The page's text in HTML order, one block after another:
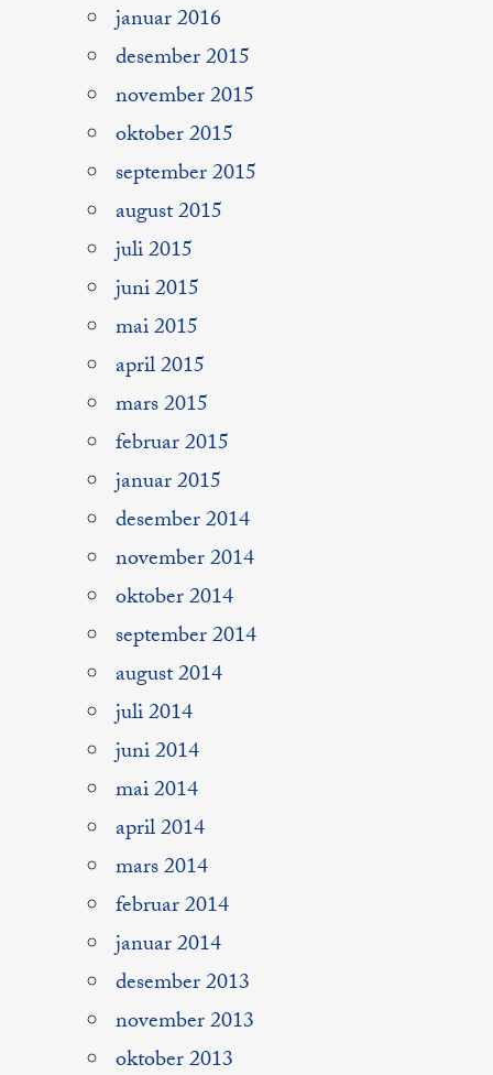
januar 2016
desember 2015
november 2015
oktober 2015
september 2015
august 2015
juli 2015
juni 2015
mai 2015
april 2015
mars 2015
februar 2015
januar 2015
desember 2014
november 2014
oktober 2014
september 2014
august 2014
juli 2014
juni 2014
mai 2014
april 2014
mars 2014
februar 2014
januar 2014
desember 2013
november 2013
oktober 2013